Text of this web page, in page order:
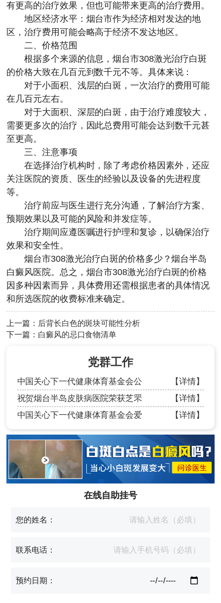
有更高的治疗效果，但也可能带来更高的治疗费用。
地区经济水平：烟台市作为经济相对发达的地
区，治疗费用可能会略高于经济不发达地区。
二、价格范围
根据多个来源的信息，烟台市308激光治疗白斑
的价格大致在几百元到数千元不等。具体来说：
对于小面积、浅层的白斑，一次治疗的费用可能
在几百元左右。
对于大面积、深层的白斑，由于治疗难度较大，
需要更多次的治疗，因此总费用可能会达到数千元甚
至更高。
三、注意事项
在选择治疗机构时，除了考虑价格因素外，还应
关注医院的资质、医生的经验以及设备的先进程度
等。
治疗前应与医生进行充分沟通，了解治疗方案、
预期效果以及可能的风险和并发症等。
治疗期间应遵医嘱进行护理和复诊，以确保治疗
效果和安全性。
烟台市308激光治疗白斑的价格多少？烟台半岛
白癜风医院。总之，烟台市308激光治疗白斑的价格
因多种因素而异，具体费用还需根据患者的具体情况
和所选医院的收费标准来确定。
上一篇： 后背长白色的斑块可能性分析
下一篇： 白癜风的忌口食物清单
党群工作
中国关心下一代健康体育基金会公
【详情】
祝贺烟台半岛皮肤病医院荣获芝罘
【详情】
中国关心下一代健康体育基金会爱
【详情】
在线自助挂号
您的姓名：
联系电话：
预约日期：